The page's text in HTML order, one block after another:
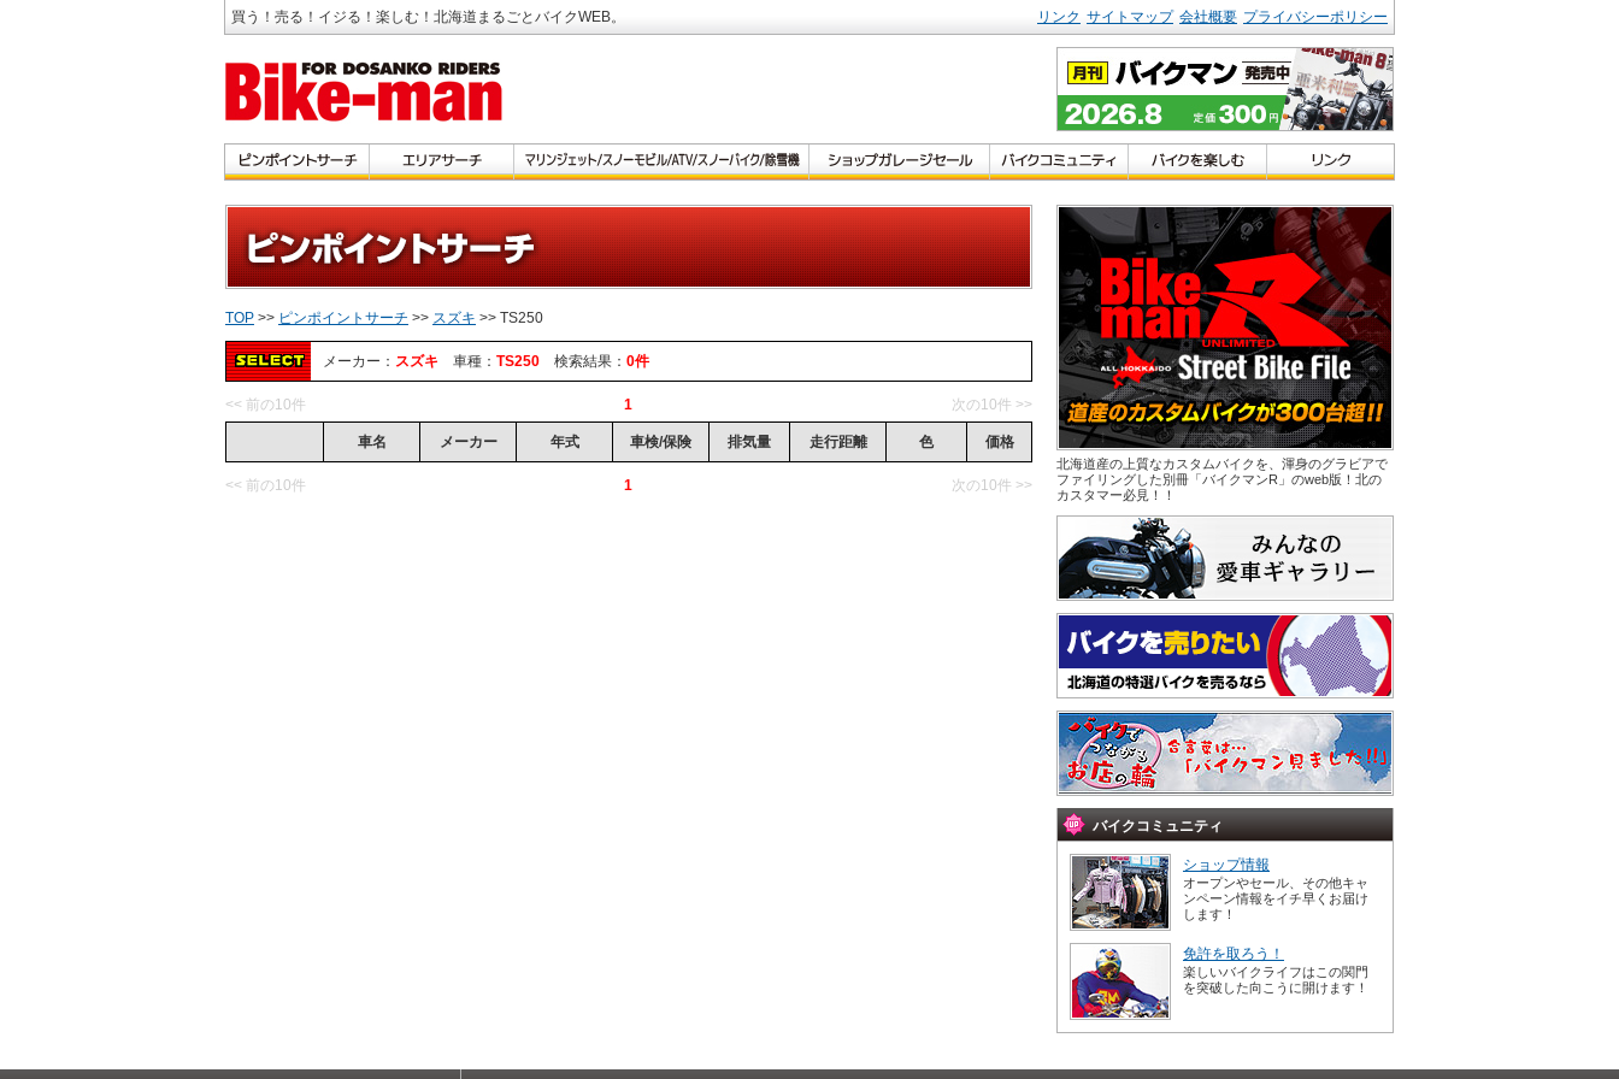
買う！売る！イジる！楽しむ！北海道まるごとバイクWEB。 リンク サイトマップ 会社概要 プライバシーポリシー
TOP >> ピンポイントサーチ >> スズキ >> TS250
メーカー： スズキ 車種： TS250 検索結果： 0件
<< 前の10件 1 次の10件 >>
車名 メーカー 年式 車検/保険 排気量 走行距離 色 価格
<< 前の10件 1 次の10件 >>
北海道産の上質なカスタムバイクを、渾身のグラビアで
ファイリングした別冊「バイクマンR」のweb版！北の
カスタマー必見！！
バイクコミュニティ
ショップ情報
オープンやセール、その他キャ
ンペーン情報をイチ早くお届け
します！
免許を取ろう！
楽しいバイクライフはこの関門
を突破した向こうに開けます！